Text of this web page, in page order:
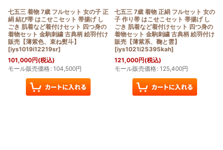
七五三 着物 7歳 フルセット 女の子 正
絹 結び帯 はこせこセット 帯揚げ し
ごき 肌着など着付けセット 四つ身の
着物セット 金駒刺繍 古典柄 絵羽付け
販売【薄紫色、束ね熨斗】
[iys1019i12219sr]
101,000円(税込)
モール販売価格: 104,500円
七五三 7歳 着物 正絹 フルセット 女の
子 作り帯 はこせこセット 帯揚げ し
ごき 肌着など着付けセット 四つ身の
着物セット 金駒刺繍 古典柄 絵羽付け
販売【薄紫系、鞠と雲】
[iys1021i25395kah]
121,000円(税込)
モール販売価格: 125,400円